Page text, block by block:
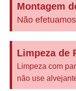
Montagem
Não
Limpeza de
Limpeza com
não use